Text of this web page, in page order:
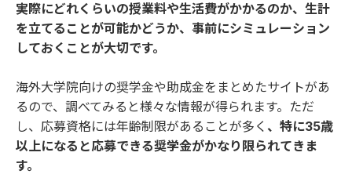
実際にどれくらいの授業料や生活費がかかるのか、生計
を立てることが可能かどうか、事前にシミュレーション
しておくことが大切です。
海外大学院向けの奨学金や助成金をまとめたサイトがあ
るので、調べてみると様々な情報が得られます。ただ
し、応募資格には年齢制限があることが多く 、特に35歳
以上になると応募できる奨学金がかなり限られてきま
す。